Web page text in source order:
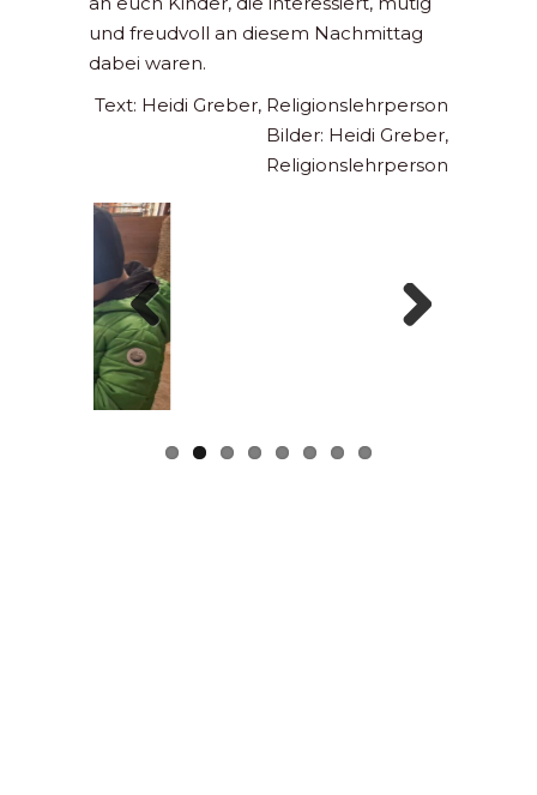
und freudvoll an diesem Nachmittag
dabei waren.
Text: Heidi Greber, Religionslehrperson
Bilder: Heidi Greber,
Religionslehrperson
Previous